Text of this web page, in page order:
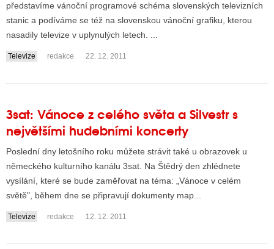
STRÁNKY RÁDIÍ
STÁT BLOGEREM
představíme vánoční programové schéma slovenských televizních
stanic a podíváme se též na slovenskou vánoční grafiku, kterou
nasadily televize v uplynulých letech. ...
Televize redakce 22. 12. 2011
3sat: Vánoce z celého světa a Silvestr s
největšími hudebními koncerty
Poslední dny letošního roku můžete strávit také u obrazovek u
německého kulturního kanálu 3sat. Na Štědrý den zhlédnete
vysílání, které se bude zaměřovat na téma: „Vánoce v celém
světě", během dne se připravují dokumenty map...
Televize redakce 12. 12. 2011